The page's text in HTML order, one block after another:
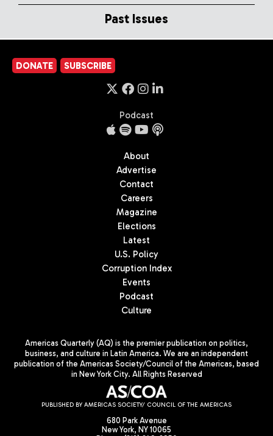
Past Issues
DONATE SUBSCRIBE
Podcast
About
Advertise
Contact
Careers
Magazine
Elections
Latest
U.S. Policy
Corruption Index
Events
Podcast
Culture
Americas Quarterly (AQ) is the premier publication on politics,
business, and culture in Latin America. We are an independent
publication of the Americas Society/Council of the Americas, based
in New York City. All Rights Reserved
PUBLISHED BY AMERICAS SOCIETY/ COUNCIL OF THE AMERICAS
680 Park Avenue
New York, NY 10065